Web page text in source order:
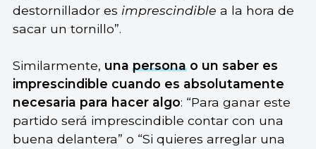
destornillador es imprescindible a la hora de
sacar un tornillo”.
Similarmente, unapersonao un saber es
imprescindible cuando es absolutamente
necesaria para hacer algo: “Para ganar este
partido será imprescindible contar con una
buena delantera” o “Si quieres arreglar una